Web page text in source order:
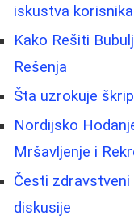
iskustva korisnika
Kako Rešiti
Rešenja
Šta uzrokuje
Nordijsko
Mršavljenje i
Česti
diskusije